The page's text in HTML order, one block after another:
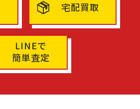
宅配買取
LINEで
簡単査定